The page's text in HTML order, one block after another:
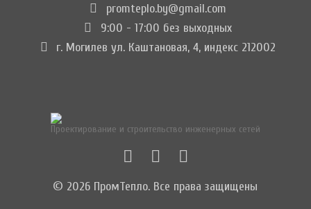
promteplo.by@gmail.com
9:00 - 17:00 без выходных
г. Могилев ул. Каштановая, 4, индекс 212002
Проектирование и строительство инженерных сетей
© 2026 ПромТепло. Все права защищены